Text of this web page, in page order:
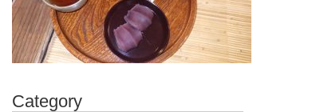
Category